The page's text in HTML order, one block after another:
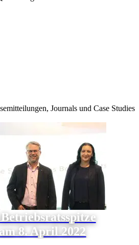
Journals und Case Studies
8. April 2022